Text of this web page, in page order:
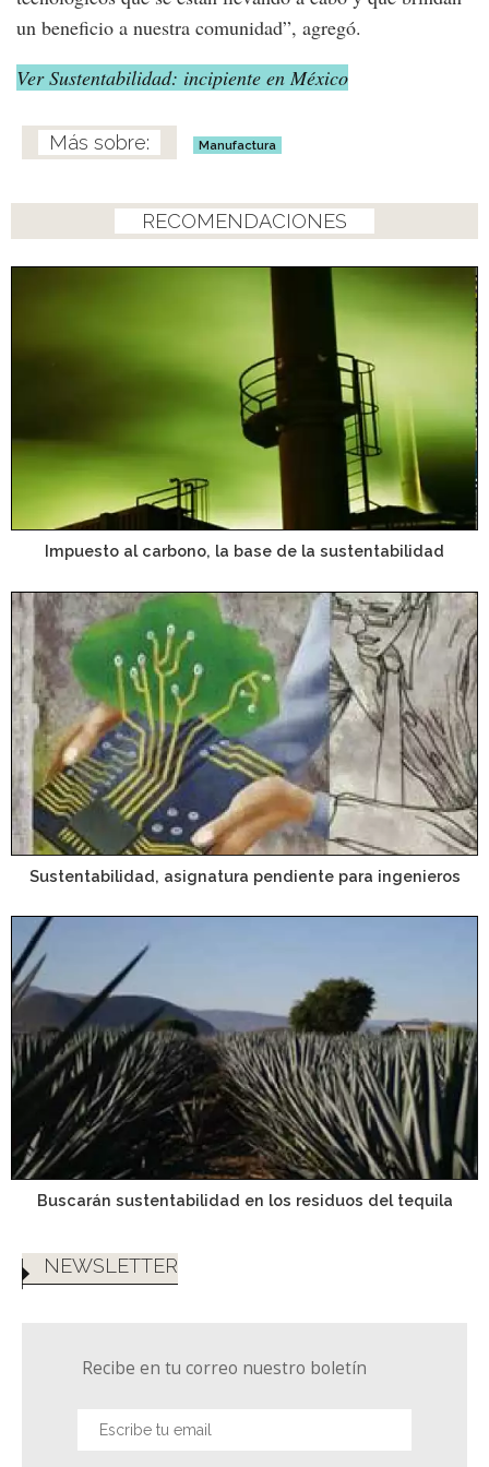
un beneficio a nuestra comunidad”, agregó.
Ver Sustentabilidad: incipiente en México
Manufactura
RECOMENDACIONES
Impuesto al carbono, la base de la sustentabilidad
Sustentabilidad, asignatura pendiente para ingenieros
Buscarán sustentabilidad en los residuos del tequila
NEWSLETTER
Recibe en tu correo nuestro boletín